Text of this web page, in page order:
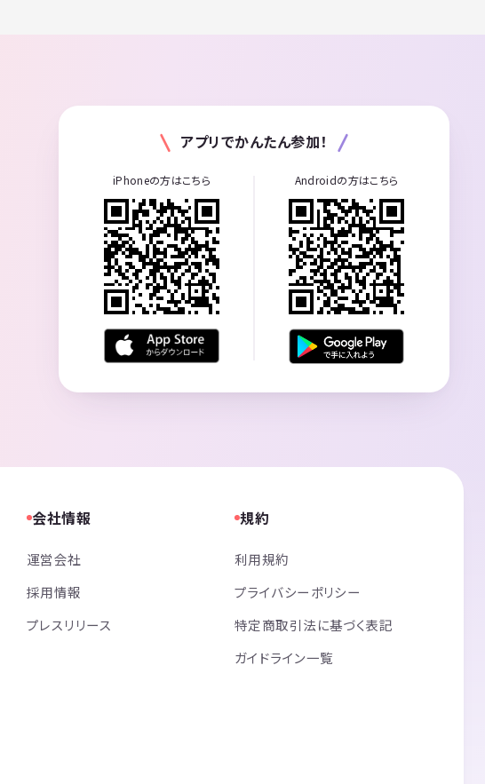
アプリでかんたん参加！
iPhoneの方はこちら Androidの方はこちら
会社情報
運営会社
採用情報
プレスリリース
規約
利用規約
プライバシーポリシー
特定商取引法に基づく表記
ガイドライン一覧